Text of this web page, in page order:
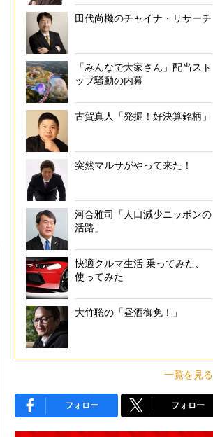
田代尚機のチャイナ・リサーチ
「みんなで大家さん」配当スト
ップ騒動の内幕
古賀真人「発掘！好決算銘柄」
突然マルサがやって来た！
河合雅司「人口減少ニッポンの
活路」
快適クルマ生活 乗ってみた、
使ってみた
大竹聡の「昼酒御免！」
一覧を見る
フォロー フォロー